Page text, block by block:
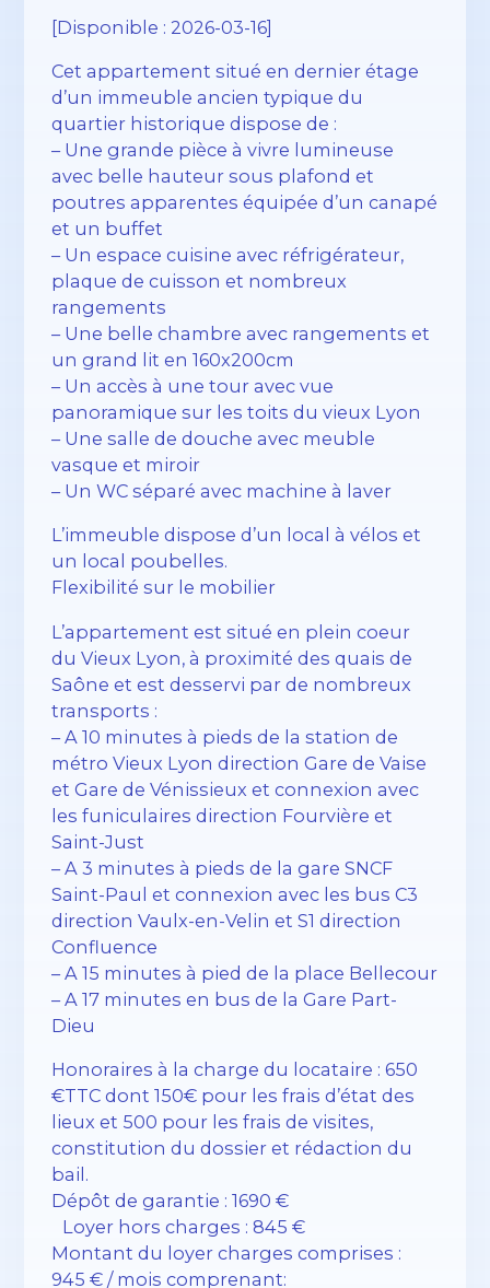
[Disponible : 2026-03-16]
Cet appartement situé en dernier étage
d’un immeuble ancien typique du
quartier historique dispose de :
– Une grande pièce à vivre lumineuse
avec belle hauteur sous plafond et
poutres apparentes équipée d’un canapé
et un buffet
– Un espace cuisine avec réfrigérateur,
plaque de cuisson et nombreux
rangements
– Une belle chambre avec rangements et
un grand lit en 160x200cm
– Un accès à une tour avec vue
panoramique sur les toits du vieux Lyon
– Une salle de douche avec meuble
vasque et miroir
– Un WC séparé avec machine à laver
L’immeuble dispose d’un local à vélos et
un local poubelles.
Flexibilité sur le mobilier
L’appartement est situé en plein coeur
du Vieux Lyon, à proximité des quais de
Saône et est desservi par de nombreux
transports :
– A 10 minutes à pieds de la station de
métro Vieux Lyon direction Gare de Vaise
et Gare de Vénissieux et connexion avec
les funiculaires direction Fourvière et
Saint-Just
– A 3 minutes à pieds de la gare SNCF
Saint-Paul et connexion avec les bus C3
direction Vaulx-en-Velin et S1 direction
Confluence
– A 15 minutes à pied de la place Bellecour
– A 17 minutes en bus de la Gare Part-
Dieu
Honoraires à la charge du locataire : 650
€TTC dont 150€ pour les frais d’état des
lieux et 500 pour les frais de visites,
constitution du dossier et rédaction du
bail.
Dépôt de garantie : 1690 €
Loyer hors charges : 845 €
Montant du loyer charges comprises :
945 € / mois comprenant: